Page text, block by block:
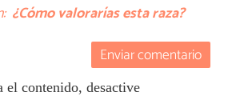
¿Cómo valorarías esta raza?
Enviar comentario
el contenido, desactive